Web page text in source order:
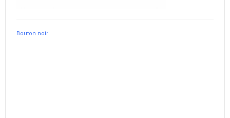
Bouton noir